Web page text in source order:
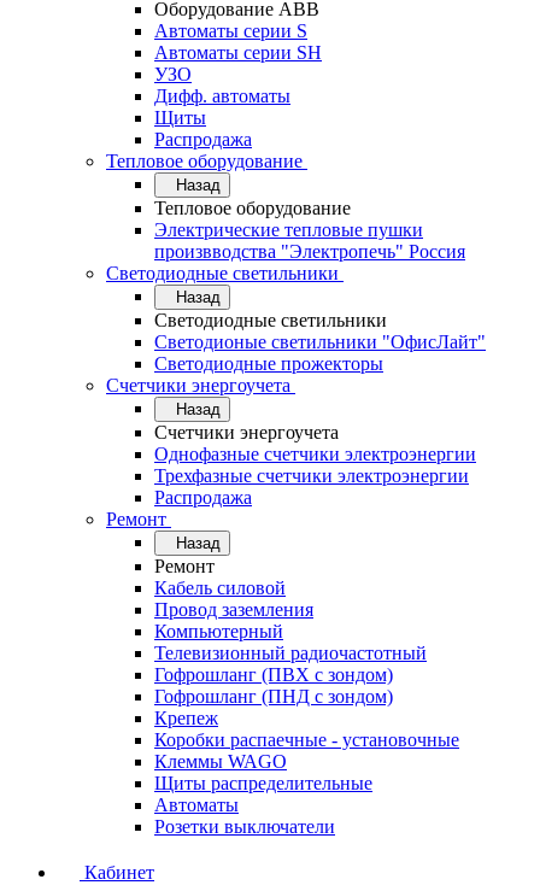
Оборудование АВВ
Автоматы серии S
Автоматы серии SH
УЗО
Дифф. автоматы
Щиты
Распродажа
Тепловое оборудование
Назад
Тепловое оборудование
Электрические тепловые пушки
произвводства "Электропечь" Россия
Светодиодные светильники
Назад
Светодиодные светильники
Светодионые светильники "ОфисЛайт"
Светодиодные прожекторы
Счетчики энергоучета
Назад
Счетчики энергоучета
Однофазные счетчики электроэнергии
Трехфазные счетчики электроэнергии
Распродажа
Ремонт
Назад
Ремонт
Кабель силовой
Провод заземления
Компьютерный
Телевизионный радиочастотный
Гофрошланг (ПВХ с зондом)
Гофрошланг (ПНД с зондом)
Крепеж
Коробки распаечные - установочные
Клеммы WAGO
Щиты распределительные
Автоматы
Розетки выключатели
Кабинет